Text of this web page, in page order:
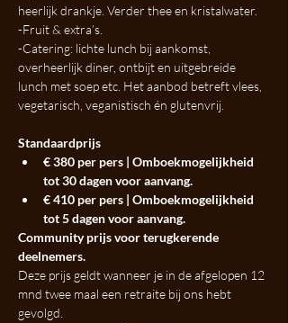
heerlijk drankje. Verder thee en kristalwater.
-Fruit & extra’s.
-Catering: lichte lunch bij aankomst,
overheerlijk diner, ontbijt en uitgebreide
lunch met soep etc. Het aanbod betreft vlees,
vegetarisch, veganistisch én glutenvrij.
Standaardprijs
€ 380 per pers | Omboekmogelijkheid
tot 30 dagen voor aanvang.
€ 410 per pers | Omboekmogelijkheid
tot 5 dagen voor aanvang.
Community prijs voor terugkerende
deelnemers.
Deze prijs geldt wanneer je in de afgelopen 12
mnd twee maal een retraite bij ons hebt
gevolgd.